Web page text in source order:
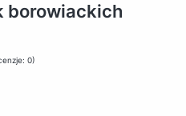
borowiackich
0)